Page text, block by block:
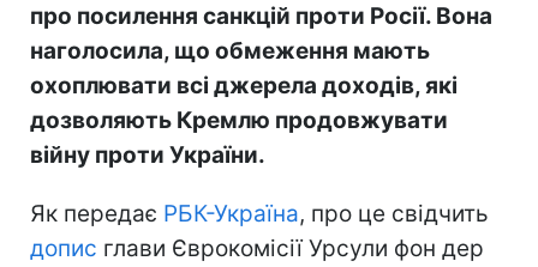
про посилення санкцій проти Росії. Вона
наголосила, що обмеження мають
охоплювати всі джерела доходів, які
дозволяють Кремлю продовжувати
війну проти України.
Як передає РБК-Україна, про це свідчить
допис глави Єврокомісії Урсули фон дер